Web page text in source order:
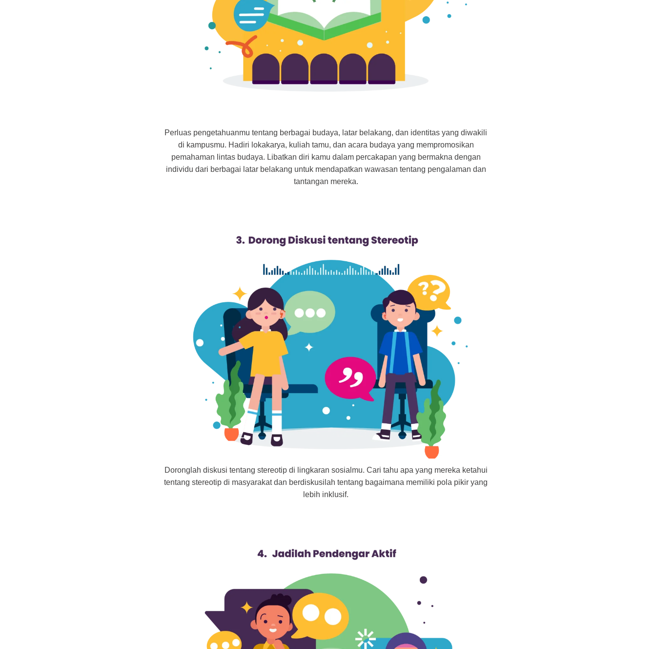
Perluas pengetahuanmu tentang berbagai budaya, latar belakang, dan identitas yang diwakili
di kampusmu. Hadiri lokakarya, kuliah tamu, dan acara budaya yang mempromosikan
pemahaman lintas budaya. Libatkan diri kamu dalam percakapan yang bermakna dengan
individu dari berbagai latar belakang untuk mendapatkan wawasan tentang pengalaman dan
tantangan mereka.
Doronglah diskusi tentang stereotip di lingkaran sosialmu. Cari tahu apa yang mereka ketahui
tentang stereotip di masyarakat dan berdiskusilah tentang bagaimana memiliki pola pikir yang
lebih inklusif.